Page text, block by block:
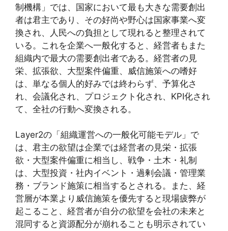
制機構」では、国家において最も大きな需要創出
者は君主であり、その好尚や野心は国家事業へ変
換され、人民への負担として現れると整理されて
いる。これを企業へ一般化すると、経営者もまた
組織内で最大の需要創出者である。経営者の見
栄、拡張欲、大型案件偏重、威信施策への嗜好
は、単なる個人的好みでは終わらず、予算化さ
れ、会議化され、プロジェクト化され、KPI化され
て、全社の行動へ変換される。
Layer2の「組織運営への一般化可能モデル」で
は、君主の欲望は企業では経営者の見栄・拡張
欲・大型案件偏重に相当し、戦争・土木・礼制
は、大型投資・社内イベント・過剰会議・管理業
務・ブランド施策に相当するとされる。また、経
営層が本業より威信施策を優先すると現場疲弊が
起こること、経営者が自分の欲望を会社の未来と
混同すると資源配分が崩れることも明示されてい